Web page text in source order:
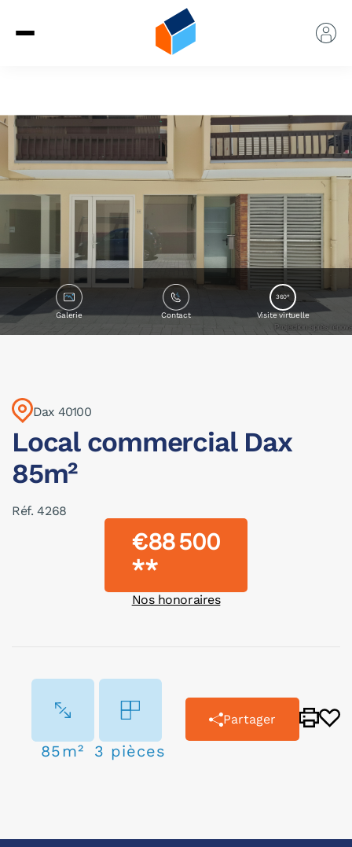
Galerie Contact
360°
Visite virtuelle
Dax 40100
Local commercial Dax
85m²
Réf. 4268
€88 500
**
Nos honoraires
85m² 3 pièces
Partager